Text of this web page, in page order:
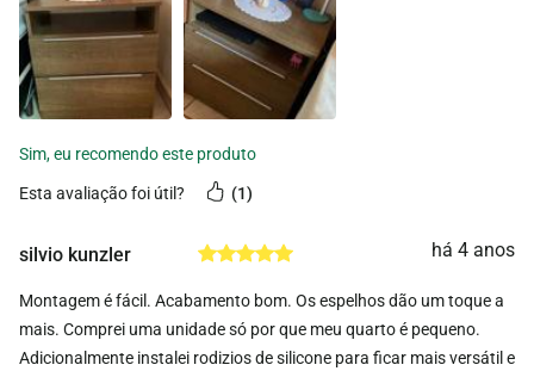
esta avaliação foi útil? 1
silvio kunzler há 4 anos
Montagem é fácil. Acabamento bom. Os espelhos dão um toque a
mais. Comprei uma unidade só por que meu quarto é pequeno.
Adicionalmente instalei rodizios de silicone para ficar mais versátil e